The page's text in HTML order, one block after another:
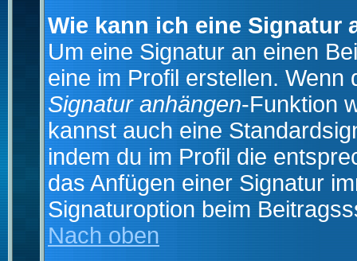
Wie kann ich eine Signatur
Um eine Signatur an einen
eine im Profil erstellen.
Signatur anhängen-Funktion
kannst auch eine
indem du im Profil die
das Anfügen einer Signatur
Signaturoption beim
Nach oben